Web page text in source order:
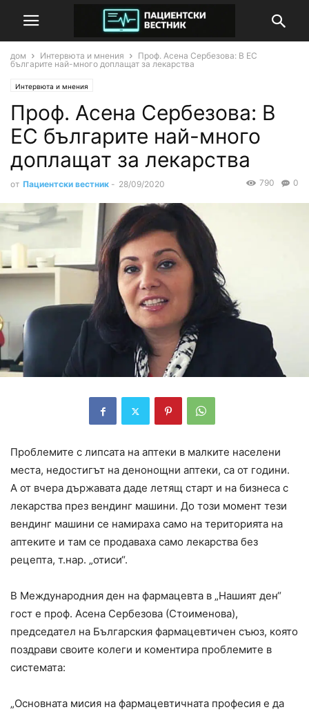
дом Интервюта и мнения
Проф. Асена Сербезова: В ЕС
българите най-много доплащат за лекарства
Интервюта и мнения
Проф. Асена Сербезова: В
ЕС българите най-много
доплащат за лекарства
от Пациентски вестник - 28/09/2020 0
790
Проблемите с липсата на аптеки в малките населени
места, недостигът на денонощни аптеки, са от години.
А от вчера държавата даде летящ старт и на бизнеса с
лекарства през вендинг машини. До този момент тези
вендинг машини се намираха само на територията на
аптеките и там се продаваха само лекарства без
рецепта, т.нар. „отиси“.
В Международния ден на фармацевта в „Нашият ден“
гост е проф. Асена Сербезова (Стоименова),
председател на Българския фармацевтичен съюз, която
поздрави своите колеги и коментира проблемите в
системата:
„Основната мисия на фармацевтичната професия е да